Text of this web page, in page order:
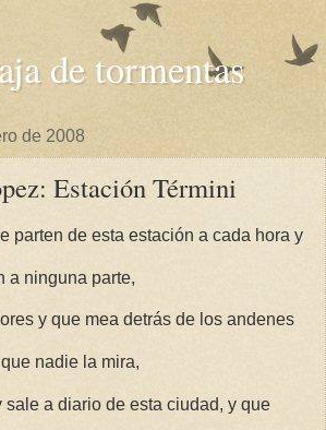
de tormentas
de 2008
Estación Términi
parten de esta estación a cada hora y
a ninguna parte,
y que mea detrás de los andenes
nadie la mira,
sale a diario de esta ciudad, y que